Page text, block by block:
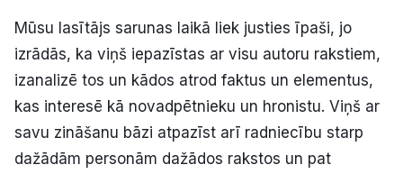
Mūsu lasītājs sarunas laikā liek justies īpaši, jo
izrādās, ka viņš iepazīstas ar visu autoru rakstiem,
izanalizē tos un kādos atrod faktus un elementus,
kas interesē kā novadpētnieku un hronistu. Viņš ar
savu zināšanu bāzi atpazīst arī radniecību starp
dažādām personām dažādos rakstos un pat